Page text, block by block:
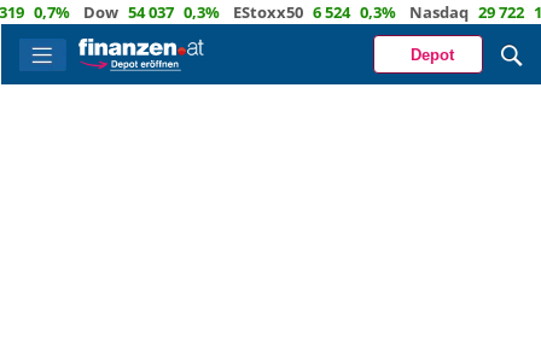
0,7% Dow 54 037 0,3% EStoxx50 6 524 0,3% Nasdaq 29 722 1,2%
Depot